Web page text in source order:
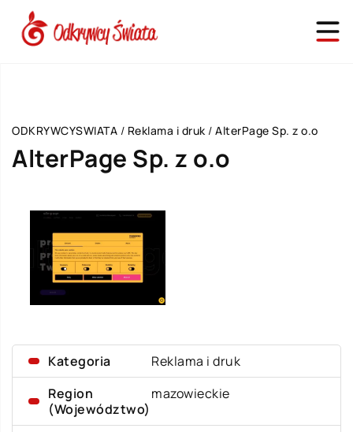
ODKRYWCYSWIATA / Reklama i druk / AlterPage Sp. z o.o
AlterPage Sp. z o.o
Kategoria
Reklama i druk
Region
(Województwo)
mazowieckie